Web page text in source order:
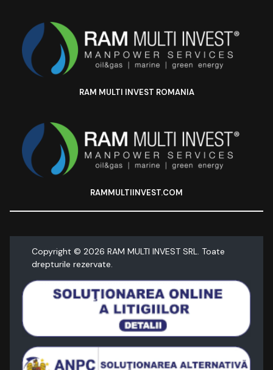
RAM MULTI INVEST ROMANIA
RAMMULTIINVEST.COM
Copyright © 2026 RAM MULTI INVEST SRL. Toate
drepturile rezervate.